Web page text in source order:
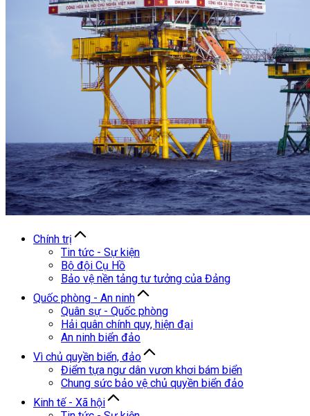
Chính trị
Tin tức - Sự kiện
Bộ đội Cụ Hồ
Bảo vệ nền tảng tư tưởng của Đảng
Quốc phòng - An ninh
Quân sự - Quốc phòng
Hải quân chính quy, hiện đại
An ninh biển đảo
Vì chủ quyền biển, đảo
Điểm tựa ngư dân vươn khơi bám biển
Chung sức bảo vệ chủ quyền biển đảo
Kinh tế - Xã hội